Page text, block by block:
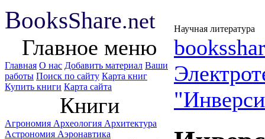
BooksShare.net Научная литература
Главное меню
Главная О нас Добавить материал Ваши
работы Поиск по сайту Карта книг
Купить книги Карта сайта
Книги
Агрономия Археология Архитектура
Астрономия Аэронавтика